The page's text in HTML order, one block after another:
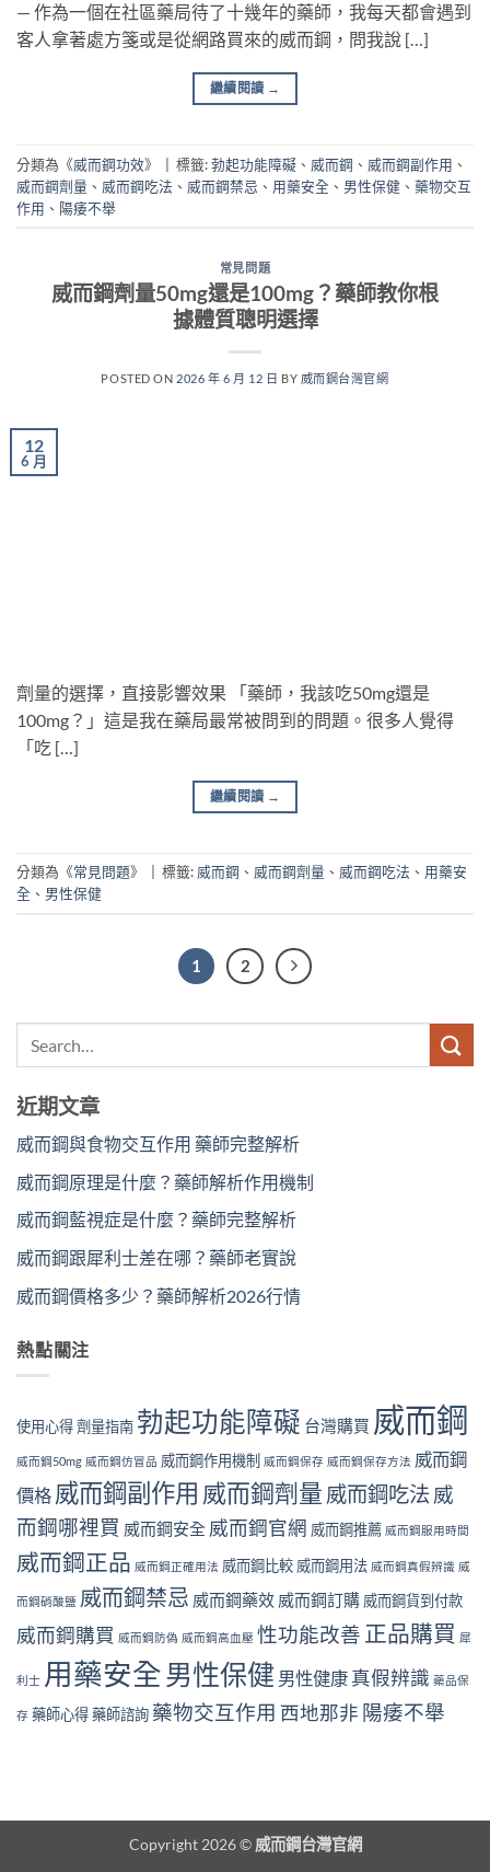
— 作為一個在社區藥局待了十幾年的藥師，我每天都會遇到
客人拿著處方箋或是從網路買來的威而鋼，問我說 […]
繼續閱讀 →
分類為《威而鋼功效》 標籤:勃起功能障礙 、 威而鋼 、 威而鋼副作用 、
威而鋼劑量 、 威而鋼吃法 、 威而鋼禁忌 、 用藥安全 、 男性保健 、 藥物交互
作用 、 陽痿不舉
常見問題
威而鋼劑量50mg還是100mg？藥師教你根
據體質聰明選擇
POSTED ON 2026 年 6 月 12 日 BY 威而鋼台灣官網
12
6 月
劑量的選擇，直接影響效果 「藥師，我該吃50mg還是
100mg？」這是我在藥局最常被問到的問題。很多人覺得
「吃 […]
繼續閱讀 →
分類為《常見問題》 標籤: 威而鋼 、 威而鋼劑量 、 威而鋼吃法 、 用藥安
全 、 男性保健
1 2
近期文章
威而鋼與食物交互作用 藥師完整解析
威而鋼原理是什麼？藥師解析作用機制
威而鋼藍視症是什麼？藥師完整解析
威而鋼跟犀利士差在哪？藥師老實說
威而鋼價格多少？藥師解析2026行情
熱點關注
使用心得劑量指南 勃起功能障礙 台灣購買 威而鋼
威而鋼50mg 威而鋼仿冒品 威而鋼作用機制 威而鋼保存 威而鋼保存方法 威而鋼
價格 威而鋼副作用 威而鋼劑量 威而鋼吃法 威
而鋼哪裡買 威而鋼安全 威而鋼官網 威而鋼推薦 威而鋼服用時間
威而鋼正品 威而鋼正確用法 威而鋼比較 威而鋼用法 威而鋼真假辨識 威
而鋼硝酸鹽 威而鋼禁忌 威而鋼藥效 威而鋼訂購 威而鋼貨到付款
威而鋼購買 威而鋼防偽 威而鋼高血壓 性功能改善 正品購買 犀
利士 用藥安全男性保健 男性健康 真假辨識 藥品保
存 藥師心得藥師諮詢 藥物交互作用 西地那非 陽痿不舉
Copyright 2026 © 威而鋼台灣官網